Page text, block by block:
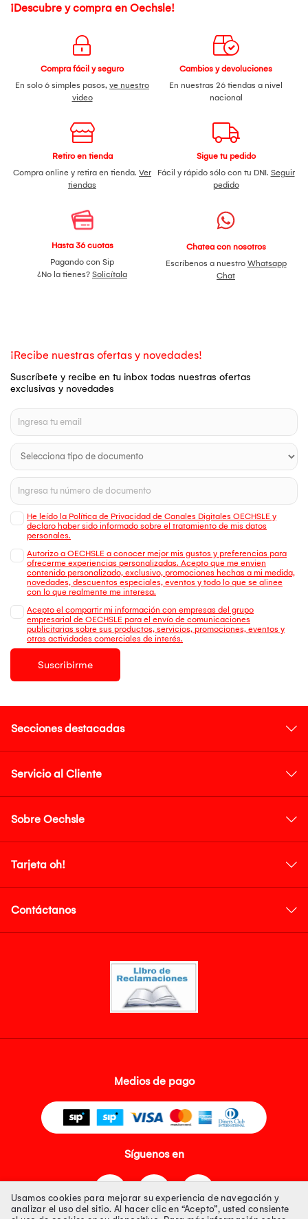
¡Descubre y compra en Oechsle!
Compra fácil y seguro
En solo 6 simples pasos, ve nuestro
video
Cambios y devoluciones
En nuestras 26 tiendas a nivel
nacional
Retiro en tienda
Compra online y retira en tienda. Ver
tiendas
Sigue tu pedido
Fácil y rápido sólo con tu DNI. Seguir
pedido
Hasta 36 cuotas
Pagando con Sip
¿No la tienes? Solicítala
Chatea con nosotros
Escríbenos a nuestro Whatsapp
Chat
¡Recibe nuestras ofertas y novedades!
Suscríbete y recibe en tu inbox todas nuestras ofertas
exclusivas y novedades
He leído la Política de Privacidad de Canales Digitales OECHSLE y
declaro haber sido informado sobre el tratamiento de mis datos
personales.
Autorizo a OECHSLE a conocer mejor mis gustos y preferencias para
ofrecerme experiencias personalizadas. Acepto que me envien
contenido personalizado, exclusivo, promociones hechas a mi medida,
novedades, descuentos especiales, eventos y todo lo que se alinee
con lo que realmente me interesa.
Acepto el compartir mi información con empresas del grupo
empresarial de OECHSLE para el envío de comunicaciones
publicitarias sobre sus productos, servicios, promociones, eventos y
otras actividades comerciales de interés.
Suscribirme
Secciones destacadas
Servicio al Cliente
Sobre Oechsle
Tarjeta oh!
Contáctanos
Medios de pago
Síguenos en
Usamos cookies para mejorar su experiencia de navegación y
analizar el uso del sitio. Al hacer clic en “Acepto”, usted consiente